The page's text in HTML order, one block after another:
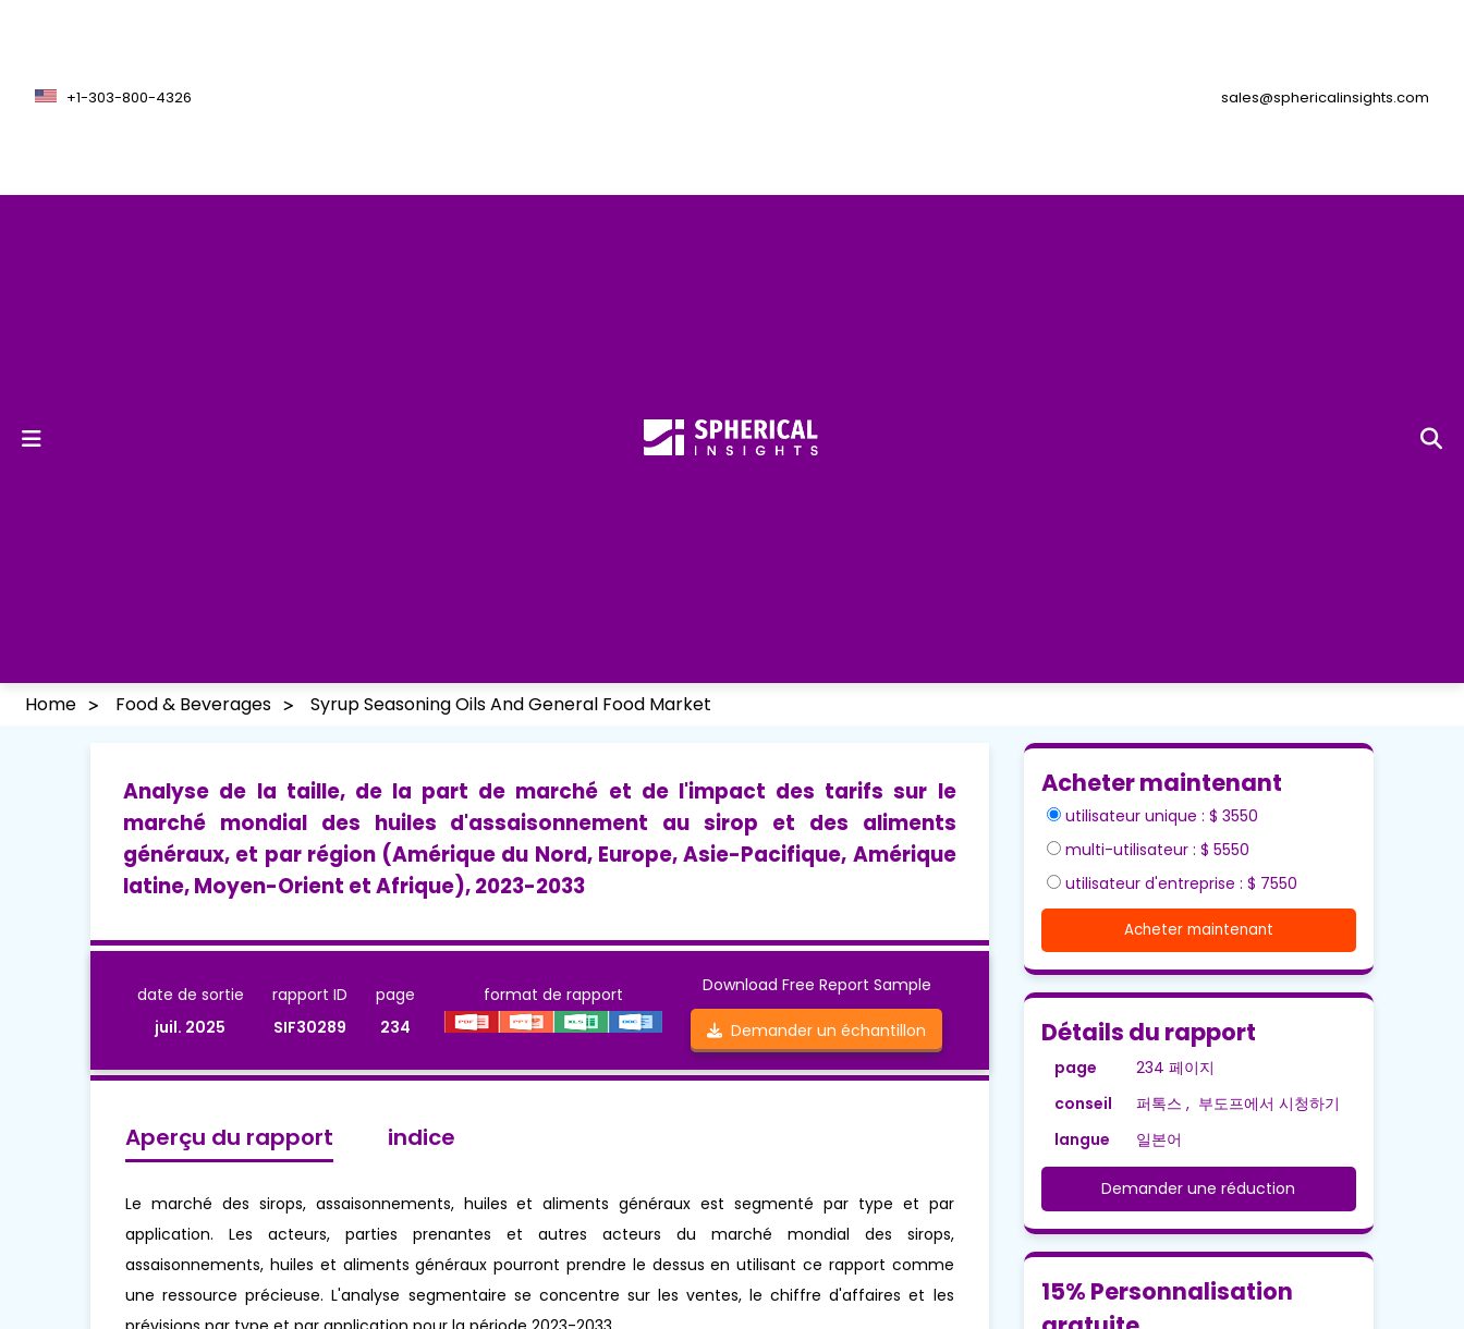
+1-303-800-4326 sales@sphericalinsights.com
Home Food & Beverages Syrup Seasoning Oils And General Food Market
Analyse de la taille, de la part de marché et de l'impact des tarifs sur le
marché mondial des huiles d'assaisonnement au sirop et des aliments
généraux, et par région (Amérique du Nord, Europe, Asie-Pacifique, Amérique
latine, Moyen-Orient et Afrique), 2023-2033
date de sortie
juil. 2025
rapport ID
SIF30289
page
234
format de rapport Download Free Report Sample
Demander un échantillon
Aperçu du rapport indice
Le marché des sirops, assaisonnements, huiles et aliments généraux est segmenté par type et par
application. Les acteurs, parties prenantes et autres acteurs du marché mondial des sirops,
assaisonnements, huiles et aliments généraux pourront prendre le dessus en utilisant ce rapport comme
une ressource précieuse. L'analyse segmentaire se concentre sur les ventes, le chiffre d'affaires et les
Acheter maintenant
utilisateur unique : $ 3550
multi-utilisateur : $ 5550
utilisateur d'entreprise : $ 7550
Acheter maintenant
Détails du rapport
page
234 페이지
conseil
퍼톡스 , 부도프에서 시청하기
langue
일본어
Demander une réduction
15% Personnalisation